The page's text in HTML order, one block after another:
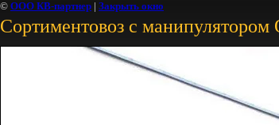
© ООО КВ-партнер | Закрыть окно
Сортиментовоз с